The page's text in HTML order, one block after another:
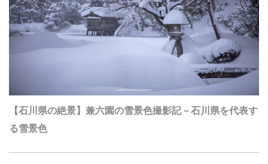
【石川県の絶景】兼六園の雪景色撮影記－石川県を代表す
る雪景色